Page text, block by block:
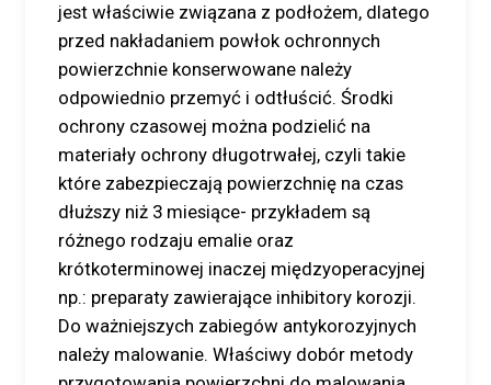
jest właściwie związana z podłożem, dlatego
przed nakładaniem powłok ochronnych
powierzchnie konserwowane należy
odpowiednio przemyć i odtłuścić. Środki
ochrony czasowej można podzielić na
materiały ochrony długotrwałej, czyli takie
które zabezpieczają powierzchnię na czas
dłuższy niż 3 miesiące- przykładem są
różnego rodzaju emalie oraz
krótkoterminowej inaczej międzyoperacyjnej
np.: preparaty zawierające inhibitory korozji.
Do ważniejszych zabiegów antykorozyjnych
należy malowanie. Właściwy dobór metody